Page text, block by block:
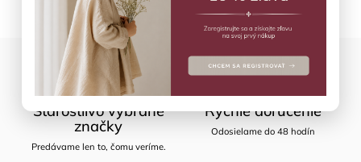
Starostlivo vybrané
značky
Predávame len to, čomu veríme.
Rýchle doručenie
Odosielame do 48 hodín